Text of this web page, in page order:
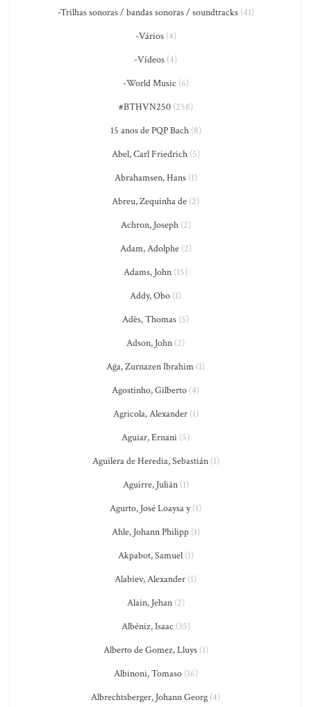
-Trilhas sonoras / bandas sonoras / soundtracks(41)
-Vários(4)
-Vídeos (4)
-World Music (6)
#BTHVN250(258)
15 anos de PQP Bach(8)
Abel, Carl Friedrich(5)
Abrahamsen, Hans(1)
Abreu, Zequinha de (2)
Achron, Joseph(2)
Adam, Adolphe(2)
Adams, John (15)
Addy, Obo (1)
Adès, Thomas (5)
Adson, John (2)
Ağa, Zurnazen Ibrahim (1)
Agostinho, Gilberto (4)
Agricola, Alexander(1)
Aguiar, Ernani (5)
Aguilera de Heredia, Sebastián(1)
Aguirre, Julián(1)
Agurto, José Loaysa y(1)
Ahle, Johann Philipp(1)
Akpabot, Samuel(1)
Alabiev, Alexander (1)
Alain, Jehan(2)
Albéniz, Isaac (35)
Alberto de Gomez, Lluys(1)
Albinoni, Tomaso(16)
Albrechtsberger, Johann Georg (4)